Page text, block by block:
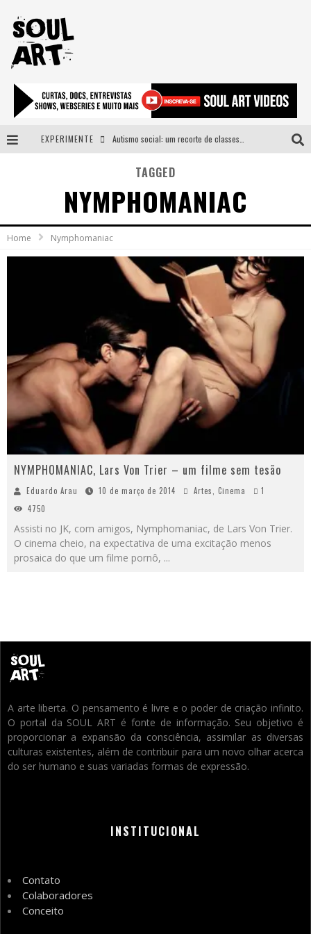
EXPERIMENTE
A subida da rampa é diferente!
Faça o bem! Mas, sem olhar a quem!?
Novo single de Arnaldo Tifu, “De Testa” explora brasilidade em sons, cores e símbolos
TAGGED
NYMPHOMANIAC
Home Nymphomaniac
NYMPHOMANIAC, Lars Von Trier – um filme sem tesão
Eduardo Arau 10 de março de 2014 Artes, Cinema
1
4750
Assisti no JK, com amigos, Nymphomaniac, de Lars Von Trier.
O cinema cheio, na expectativa de uma excitação menos
prosaica do que um filme pornô, ...
A arte liberta. O pensamento é livre e o poder de criação infinito.
O portal da SOUL ART é fonte de informação. Seu objetivo é
proporcionar a expansão da consciência, assimilar as diversas
culturas existentes, além de contribuir para um novo olhar acerca
do ser humano e suas variadas formas de expressão.
INSTITUCIONAL
Contato
Colaboradores
Conceito